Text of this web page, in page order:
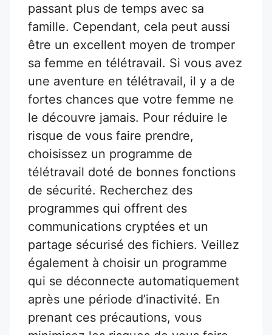
passant plus de temps avec sa
famille. Cependant, cela peut aussi
être un excellent moyen de tromper
sa femme en télétravail. Si vous avez
une aventure en télétravail, il y a de
fortes chances que votre femme ne
le découvre jamais. Pour réduire le
risque de vous faire prendre,
choisissez un programme de
télétravail doté de bonnes fonctions
de sécurité. Recherchez des
programmes qui offrent des
communications cryptées et un
partage sécurisé des fichiers. Veillez
également à choisir un programme
qui se déconnecte automatiquement
après une période d’inactivité. En
prenant ces précautions, vous